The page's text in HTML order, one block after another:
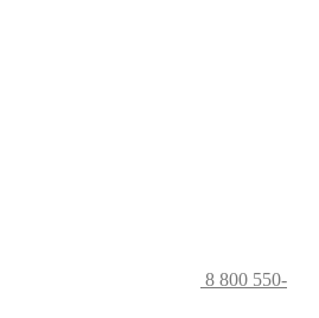
8 800 550-